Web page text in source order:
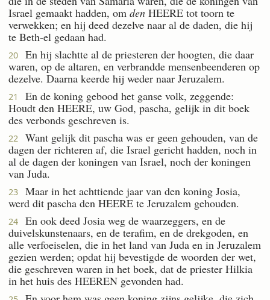
Israel gemaakt hadden, om den HEERE tot toorn te
verwekken; en hij deed dezelve naar al de daden, die hij
te Beth-el gedaan had.
20
En hij slachtte al de priesteren der hoogten, die daar
waren, op de altaren, en verbrandde mensenbeenderen op
dezelve. Daarna keerde hij weder naar Jeruzalem.
21
En de koning gebood het ganse volk, zeggende:
Houdt den HEERE, uw God, pascha, gelijk in dit boek
des verbonds geschreven is.
22
Want gelijk dit pascha was er geen gehouden, van de
dagen der richteren af, die Israel gericht hadden, noch in
al de dagen der koningen van Israel, noch der koningen
van Juda.
23
Maar in het achttiende jaar van den koning Josia,
werd dit pascha den HEERE te Jeruzalem gehouden.
24
En ook deed Josia weg de waarzeggers, en de
duivelskunstenaars, en de terafim, en de drekgoden, en
alle verfoeiselen, die in het land van Juda en in Jeruzalem
gezien werden; opdat hij bevestigde de woorden der wet,
die geschreven waren in het boek, dat de priester Hilkia
in het huis des HEEREN gevonden had.